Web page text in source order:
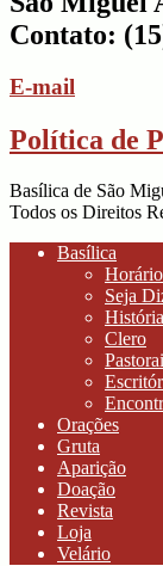
Contato:
E-mail
Política de
Basílica de São
Todos os Direitos
Basílica
Seja
História
Clero
Orações
Gruta
Aparição
Doação
Revista
Loja
Velário